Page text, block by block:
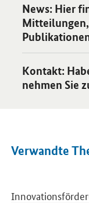
News: Hier
Öffnet
Kontakt:
nehmen Sie
Öffnet
Verwandte